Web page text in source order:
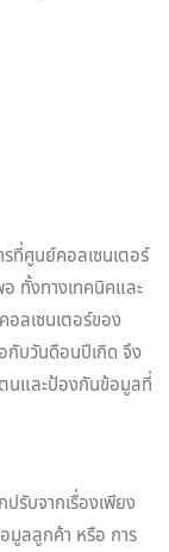
ที่ศูนย์คอลเซนเตอร์
ทั้งทางเทคนิคและ
อลเซนเตอร์ของ
กับวันดือนปีเกิด จึง
นและป้องกันข้อมูลที่
รับจากเรื่องเพียง
มูลลูกค้า หรือ การ